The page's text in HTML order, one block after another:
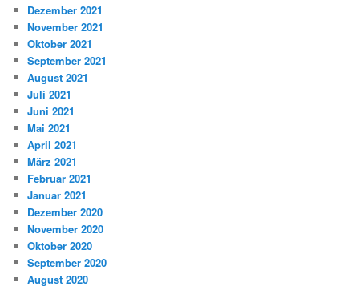
Dezember 2021
November 2021
Oktober 2021
September 2021
August 2021
Juli 2021
Juni 2021
Mai 2021
April 2021
März 2021
Februar 2021
Januar 2021
Dezember 2020
November 2020
Oktober 2020
September 2020
August 2020